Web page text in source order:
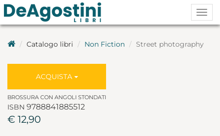
Catalogo libri Non Fiction Street photography
ACQUISTA
BROSSURA CON ANGOLI STONDATI
ISBN 9788841885512
€ 12,90